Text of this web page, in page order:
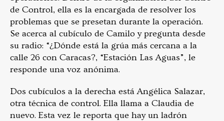
de Control, ella es la encargada de resolver los
problemas que se presetan durante la operación.
Se acerca al cubículo de Camilo y pregunta desde
su radio: “¿Dónde está la grúa más cercana a la
calle 26 con Caracas?, “Estación Las Aguas”, le
responde una voz anónima.
Dos cubículos a la derecha está Angélica Salazar,
otra técnica de control. Ella llama a Claudia de
nuevo. Esta vez le reporta que hay un ladrón